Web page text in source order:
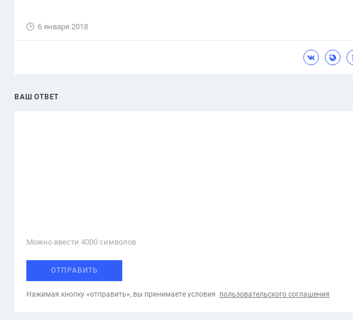
6 января 2018
ВАШ ОТВЕТ
Можно ввести 4000 cимволов
ОТПРАВИТЬ
Нажимая кнопку «отправить», вы принимаете условия пользовательского соглашения